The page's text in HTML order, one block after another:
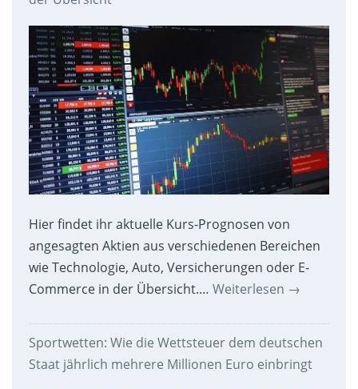
Hier findet ihr aktuelle Kurs-Prognosen von
angesagten Aktien aus verschiedenen Bereichen
wie Technologie, Auto, Versicherungen oder E-
Commerce in der Übersicht.… Weiterlesen →
Sportwetten: Wie die Wettsteuer dem deutschen
Staat jährlich mehrere Millionen Euro einbringt